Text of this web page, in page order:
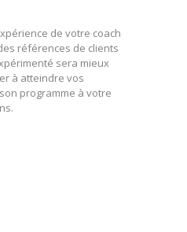
de votre coach
références de clients
sera mieux
à atteindre vos
programme à votre